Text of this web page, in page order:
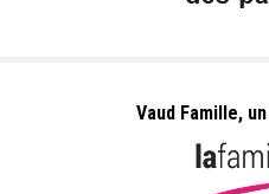
Vaud Famille,